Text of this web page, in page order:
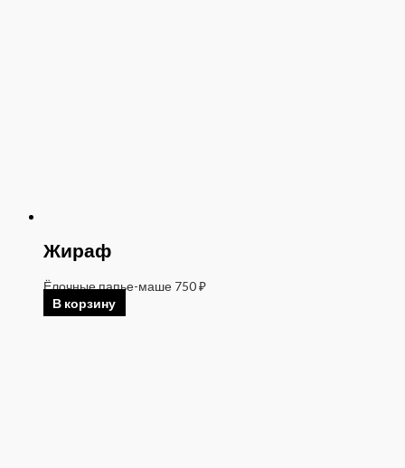
Жираф
Ёлочные папье-маше 750₽
В корзину